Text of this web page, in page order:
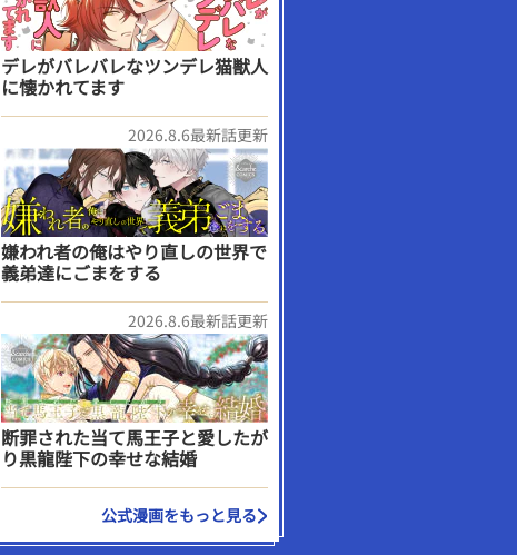
デレがバレバレなツンデレ猫獣人
に懐かれてます
2026.8.6最新話更新
嫌われ者の俺はやり直しの世界で
義弟達にごまをする
2026.8.6最新話更新
断罪された当て馬王子と愛したが
り黒龍陛下の幸せな結婚
公式漫画をもっと見る